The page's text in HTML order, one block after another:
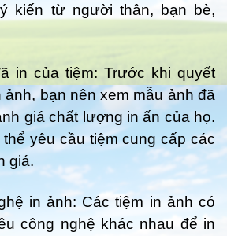
kiến từ người thân, bạn bè,
in của tiệm: Trước khi quyết
ảnh, bạn nên xem mẫu ảnh đã
giá chất lượng in ấn của họ.
yêu cầu tiệm cung cấp các
giá.
in ảnh: Các tiệm in ảnh có
công nghệ khác nhau để in